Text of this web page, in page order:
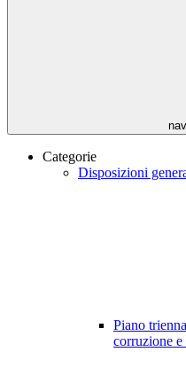
Categorie
Disposizioni
Piano
corruzione e